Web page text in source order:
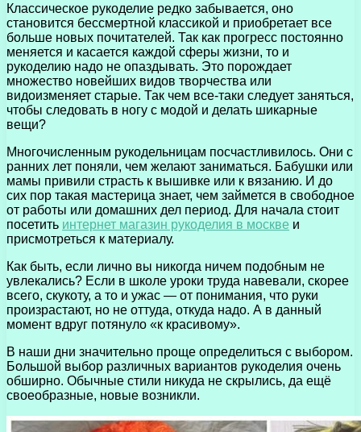
Классическое рукоделие редко забывается, оно
становится бессмертной классикой и приобретает все
больше новых почитателей. Так как прогресс постоянно
меняется и касается каждой сферы жизни, то и
рукоделию надо не опаздывать. Это порождает
множество новейших видов творчества или
видоизменяет старые. Так чем все-таки следует заняться,
чтобы следовать в ногу с модой и делать шикарные
вещи?
Многочисленным рукодельницам посчастливилось. Они с
ранних лет поняли, чем желают заниматься. Бабушки или
мамы привили страсть к вышивке или к вязанию. И до
сих пор такая мастерица знает, чем займется в свободное
от работы или домашних дел период. Для начала стоит
посетить интернет магазин рукоделия в москве и
присмотреться к материалу.
Как быть, если лично вы никогда ничем подобным не
увлекались? Если в школе уроки труда навевали, скорее
всего, скукоту, а то и ужас — от понимания, что руки
произрастают, но не оттуда, откуда надо. А в данный
момент вдруг потянуло «к красивому».
В наши дни значительно проще определиться с выбором.
Большой выбор различных вариантов рукоделия очень
обширно. Обычные стили никуда не скрылись, да ещё
своеобразные, новые возникли.